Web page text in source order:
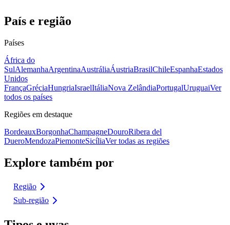
País e região
Países
África do
SulAlemanhaArgentinaAustráliaÁustriaBrasilChileEspanhaEstados
Unidos
FrançaGréciaHungriaIsraelItáliaNova ZelândiaPortugalUruguaiVer
todos os países
Regiões em destaque
BordeauxBorgonhaChampagneDouroRibera del
DueroMendozaPiemonteSicíliaVer todas as regiões
Explore também por
Região
Sub-região